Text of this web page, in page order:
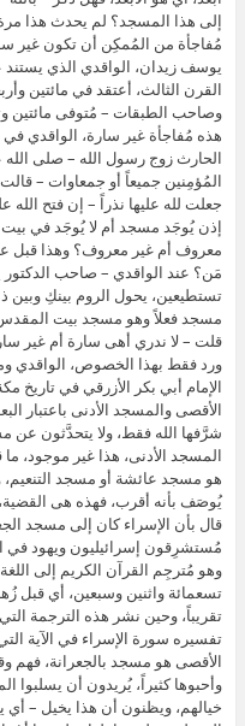
إلى هذا المسجد؟ لم يحدث هذا
مُفاجأة من المُمكِن أن تكون غير
يوسف زيدان، الواقدي الذي
القرن الثالث، أعتقد في مائتين
وصاحب الطبقات – مُتوفى مائتين
هذه مُفاجأة غير سارة، الواقدي
الحارث زوج رسول الله – صلى
المُؤمِنين جميعاً أو جمعاوات –
جعلت لله عليها نذراً – إن فتح
إذن يُوجَد مسجد أم لا يُوجَد في
معروف أم غير معروف؟ وهذا قبل
مَن؟ عند الواقدي – صاحب الدكتور
تستطيعين، يحول الروم بينكِ وبين
مسجد فعلاً وهو مسجد بيت المقدس،
قلت – لا ندري أهى سارة أم غير
ورد فقط بهذا الخصوص، الواقدي
الإمام أبي بكر الأزرقي في تاريخ
الأقصى والمسجد الأدنى باعتبار
شرَّفها الله فقط، ولا يتحدَّثون
المسجد الأدنى، هذا غير موجود، ما
هو مسجد عائشة أو مسجد التنعيم،
يُوصَف بأنه أقرب، فهذه هى
قال بأن الإسراء كان إلى مسجد
مُستشرِقون إسرائيليون ويهود
وهو مُترجِم القرآن الكريم إلى
تسعمائة واثنين وسبعين، أي
تقريباً، وحين نشر هذه الترجمة
تفسيره سورة الإسراء في الآية
الأقصى هو مسجد بالجعرانة، فهم
وأحبوها كثيراً، يُريدون أن
خيالهم، ويظنون أن هذا يخيل –